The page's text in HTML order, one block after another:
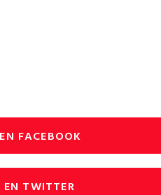
FACEBOOK
EN TWITTER